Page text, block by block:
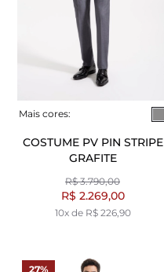
Mais cores:
COSTUME PV PIN STRIPE
GRAFITE
R$ 3.790,00
R$ 2.269,00
10x de R$ 226,90
27%